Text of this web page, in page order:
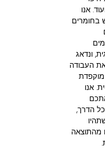
אנו
בחומרים
ונדאג
העבודה
אנו
הדרך,
מהתוצאה